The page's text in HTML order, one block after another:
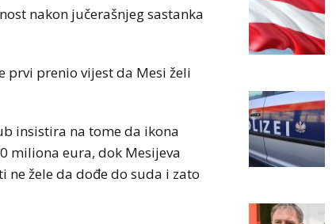
nakon jučerašnjeg sastanka
prvi prenio vijest da Mesi želi
insistira na tome da ikona
miliona eura, dok Mesijeva
žele da dođe do suda i zato